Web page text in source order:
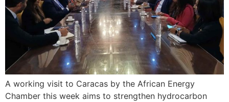
A working visit to Caracas by the African Energy
Chamber this week aims to strengthen hydrocarbon